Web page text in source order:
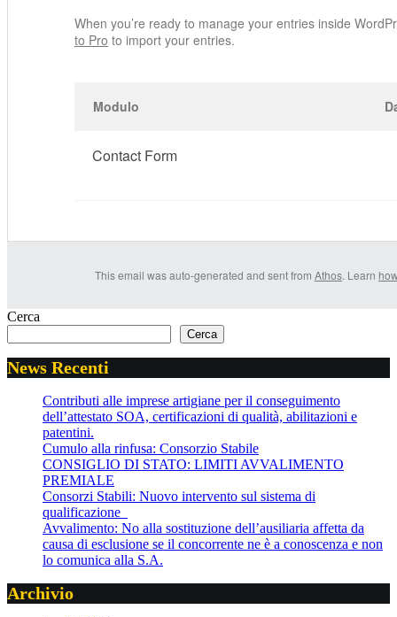
When you’re ready to manage your entries inside
to Pro to import your entries.
Modulo
Contact Form
This email was auto-generated and sent from Athos. Learn
Cerca
Cerca
News Recenti
Contributi alle imprese artigiane per il conseguimento
dell’attestato SOA, certificazioni di qualità, abilitazioni e
patentini.
Cumulo alla rinfusa: Consorzio Stabile
CONSIGLIO DI STATO: LIMITI AVVALIMENTO
PREMIALE
Consorzi Stabili: Nuovo intervento sul sistema di
qualificazione
Avvalimento: No alla sostituzione dell’ausiliaria affetta da
causa di esclusione se il concorrente ne è a conoscenza e non
lo comunica alla S.A.
Archivio